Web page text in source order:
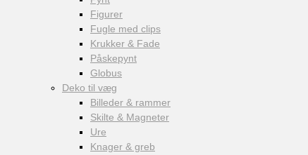
Figurer
Fugle med clips
Krukker & Fade
Påskepynt
Globus
Deko til væg
Billeder & rammer
Skilte & Magneter
Ure
Knager & greb